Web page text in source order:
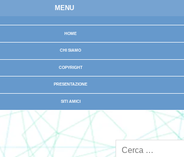
MENU
HOME
CHI SIAMO
COPYRIGHT
PRESENTAZIONE
SITI AMICI